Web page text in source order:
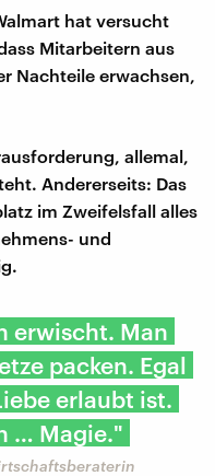
hat versucht
Mitarbeitern aus
Nachteile erwachsen,
allemal,
Andererseits: Das
im Zweifelsfall alles
und
erwischt. Man
packen. Egal
erlaubt ist.
… Magie."